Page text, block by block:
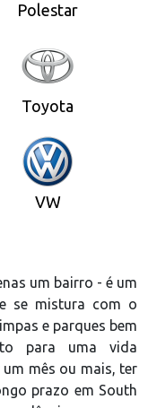
Polestar
Toyota
VW
um bairro - é um
se mistura com o
e parques bem
para uma vida
mês ou mais, ter
prazo em South